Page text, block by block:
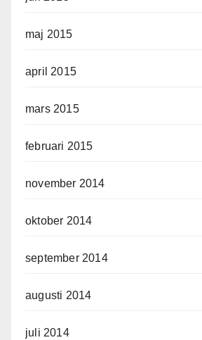
maj 2015
april 2015
mars 2015
februari 2015
november 2014
oktober 2014
september 2014
augusti 2014
juli 2014